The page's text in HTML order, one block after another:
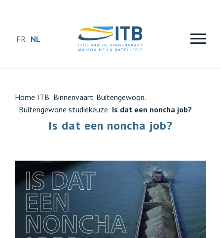
FR NL
Home ITB Binnenvaart. Buitengewoon.
Buitengewone studiekeuze Is dat een noncha job?
Is dat een noncha job?